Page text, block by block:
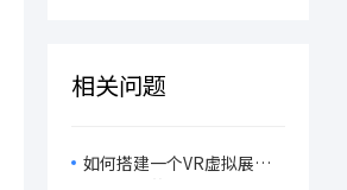
相关问题
如何搭建一个VR虚拟展厅-